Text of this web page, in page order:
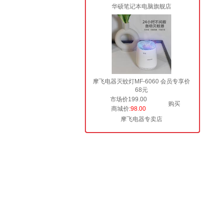
华硕笔记本电脑旗舰店
摩飞电器灭蚊灯MF-6060 会员专享价
68元
市场价199.00
购买
商城价:98.00
摩飞电器专卖店